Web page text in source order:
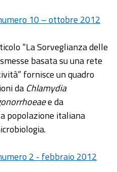
10 – ottobre 2012
“La Sorveglianza delle
basata su una rete
fornisce un quadro
da Chlamydia
e da
popolazione italiana
2 - febbraio 2012